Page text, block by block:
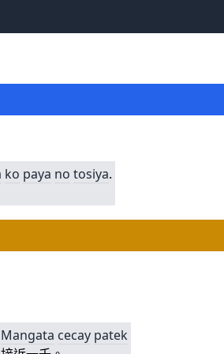
ko paya no tosiya.
Mangata cecay patek